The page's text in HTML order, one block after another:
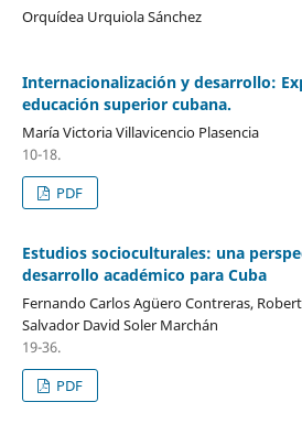
Orquídea Urquiola Sánchez
Internacionalización y desarrollo:
educación superior cubana.
María Victoria Villavicencio Plasencia
10-18.
PDF
Estudios socioculturales: una
desarrollo académico para Cuba
Fernando Carlos Agüero Contreras,
Salvador David Soler Marchán
19-36.
PDF